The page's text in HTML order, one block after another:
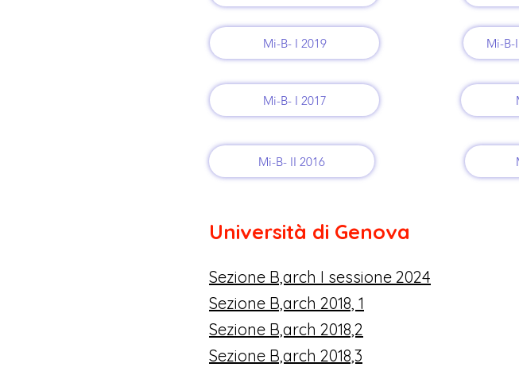
Mi-B- I 2019
Mi-B- I 2017
Mi-B- II 2016
Mi-B-
Università di Genova
Sezione B,arch I sessione 2024
Sezione B,arch 2018, 1
Sezione B,arch 2018,2
Sezione B,arch 2018,3